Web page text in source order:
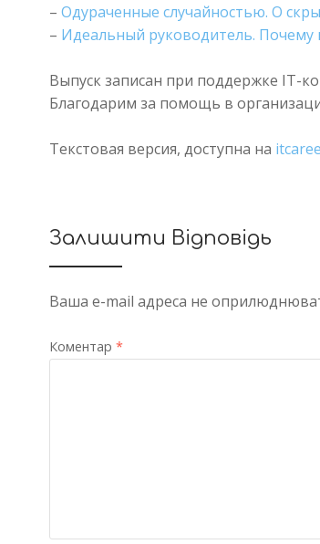
– Одураченные случайностью. О
– Идеальный руководитель. Почему
Выпуск записан при поддержке IT-
Благодарим за помощь в
Текстовая версия, доступна на
Залишити Відповідь
Ваша e-mail адреса не
Коментар *